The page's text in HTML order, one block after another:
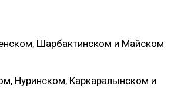
Шарбактинском и Майском
Нуринском, Каркаралынском и